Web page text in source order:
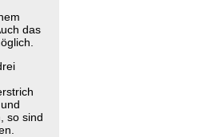
das
so sind